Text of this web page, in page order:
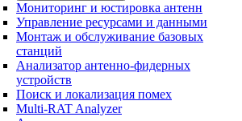
Мониторинг и юстировка антенн
Управление ресурсами и данными
Монтаж и обслуживание базовых
станций
Анализатор антенно-фидерных
устройств
Поиск и локализация помех
Multi-RAT Analyzer